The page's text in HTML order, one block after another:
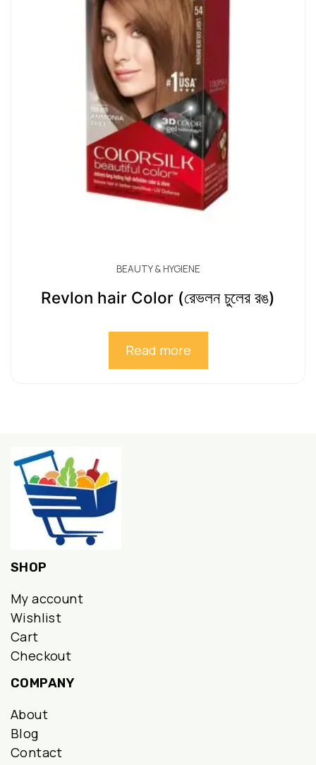
BEAUTY & HYGIENE
Revlon hair Color (রেভলন চুলের রঙ)
Read more
SHOP
My account
Wishlist
Cart
Checkout
COMPANY
About
Blog
Contact